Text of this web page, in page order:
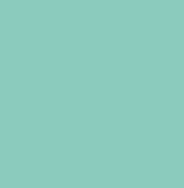
überflüssige
kontrolliert die